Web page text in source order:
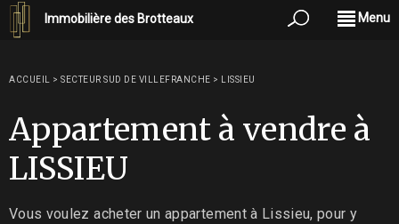
Immobilière des Brotteaux Menu
ACCUEIL > SECTEUR SUD DE VILLEFRANCHE > LISSIEU
Appartement à vendre à
LISSIEU
Vous voulez acheter un appartement à Lissieu, pour y